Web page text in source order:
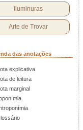
Iluminuras
Arte de Trovar
das anotações
explicativa
de leitura
marginal